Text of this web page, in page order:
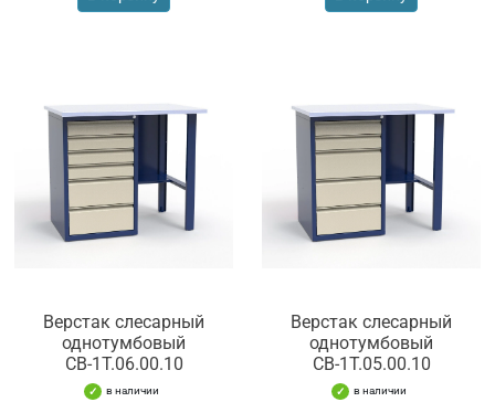
Верстак слесарный
однотумбовый
СВ-1Т.06.00.10
в наличии
Верстак слесарный
однотумбовый
СВ-1Т.05.00.10
в наличии